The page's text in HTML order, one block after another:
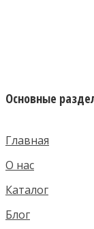
Основные
Главная
О нас
Каталог
Блог